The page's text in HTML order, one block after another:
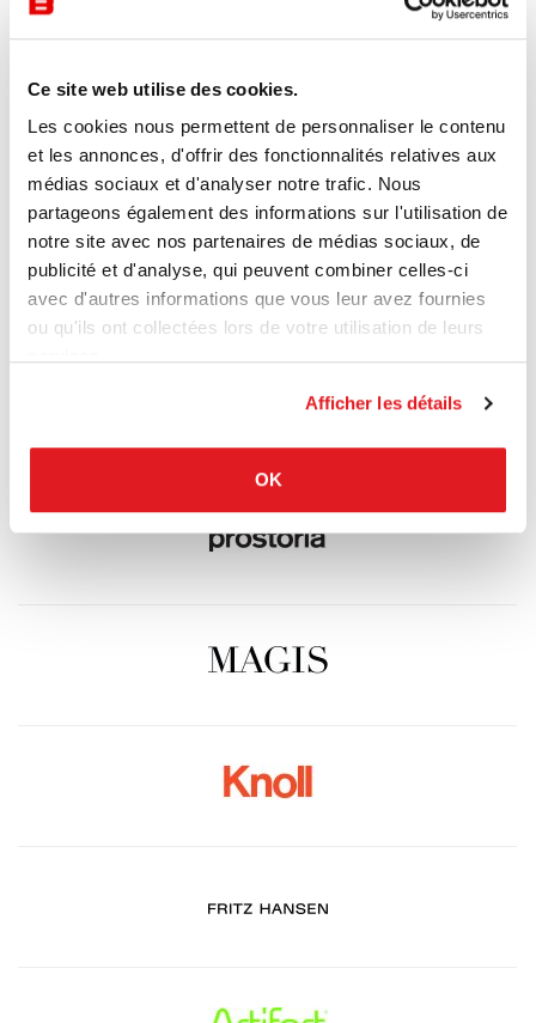
Ce site web utilise des cookies.
Les cookies nous permettent de personnaliser le contenu
et les annonces, d'offrir des fonctionnalités relatives aux
médias sociaux et d'analyser notre trafic. Nous
partageons également des informations sur l'utilisation de
notre site avec nos partenaires de médias sociaux, de
publicité et d'analyse, qui peuvent combiner celles-ci
avec d'autres informations que vous leur avez fournies
ou qu'ils ont collectées lors de votre utilisation de leurs
Afficher les détails
OK